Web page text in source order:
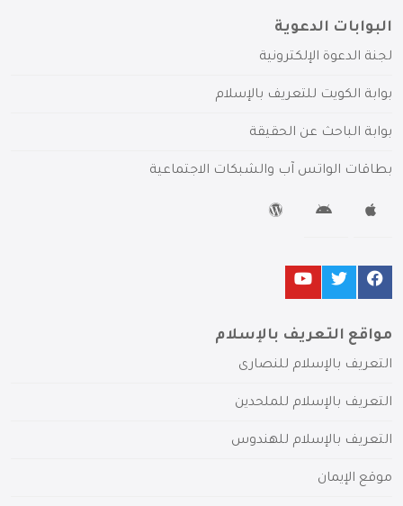
البوابات الدعوية
لجنة الدعوة الإلكترونية
بوابة الكويت للتعريف بالإسلام
بوابة الباحث عن الحقيقة
بطاقات الواتس آب والشبكات الاجتماعية
مواقع التعريف بالإسلام
التعريف بالإسلام للنصارى
التعريف بالإسلام للملحدين
التعريف بالإسلام للهندوس
موقع الإيمان